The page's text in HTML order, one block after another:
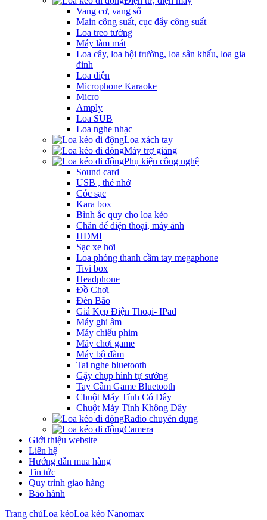
Vang cơ, vang số
Main công suất, cục đẩy công suất
Loa treo tường
Máy làm mát
Loa cây, loa hội trường, loa sân khấu, loa gia
đinh
Loa điện
Microphone Karaoke
Micro
Amply
Loa SUB
Loa nghe nhạc
Loa xách tay
Máy trợ giảng
Phụ kiện công nghệ
Sound card
USB , thẻ nhớ
Cóc sạc
Kara box
Bình ắc quy cho loa kéo
Chân để điện thoại, máy ảnh
HDMI
Sạc xe hơi
Loa phóng thanh cầm tay megaphone
Tivi box
Headphone
Đồ Chơi
Đèn Bão
Giá Kẹp Điện Thoại- IPad
Máy ghi âm
Máy chiếu phim
Máy chơi game
Máy bộ đàm
Tai nghe bluetooth
Gậy chụp hình tự sướng
Tay Cầm Game Bluetooth
Chuột Máy Tính Có Dây
Chuột Máy Tính Không Dây
Radio chuyên dụng
Camera
Giới thiệu website
Liên hệ
Hướng dẫn mua hàng
Tin tức
Quy trình giao hàng
Bảo hành
Trang chủLoa kéoLoa kéo Nanomax